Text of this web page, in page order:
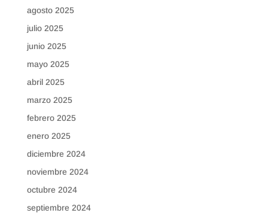
agosto 2025
julio 2025
junio 2025
mayo 2025
abril 2025
marzo 2025
febrero 2025
enero 2025
diciembre 2024
noviembre 2024
octubre 2024
septiembre 2024